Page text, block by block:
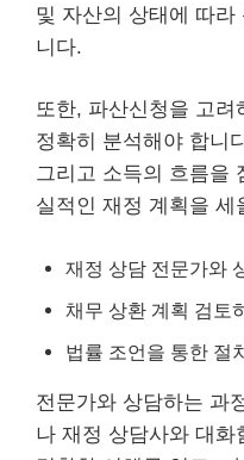
및 자산의 상태에 따
니다.
또한, 파산신청을 고려
정확히 분석해야 합니
그리고 소득의 흐름을
실적인 재정 계획을 세
재정 상담 전문가와
채무 상환 계획 검토
법률 조언을 통한 절
전문가와 상담하는 과
나 재정 상담사와 대